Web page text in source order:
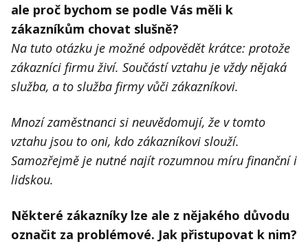
ale proč bychom se podle Vás měli k
zákazníkům chovat slušně?
Na tuto otázku je možné odpovědět krátce: protože
zákazníci firmu živí. Součástí vztahu je vždy nějaká
služba, a to služba firmy vůči zákazníkovi.
Mnozí zaměstnanci si neuvědomují, že v tomto
vztahu jsou to oni, kdo zákazníkovi slouží.
Samozřejmě je nutné najít rozumnou míru finanční i
lidskou.
Některé zákazníky lze ale z nějakého důvodu
označit za problémové. Jak přistupovat k nim?